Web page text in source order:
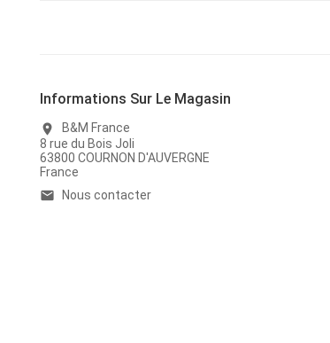
Informations Sur Le Magasin
location_on
B&M France
8 rue du Bois Joli
63800 COURNON D'AUVERGNE
France
email Nous contacter